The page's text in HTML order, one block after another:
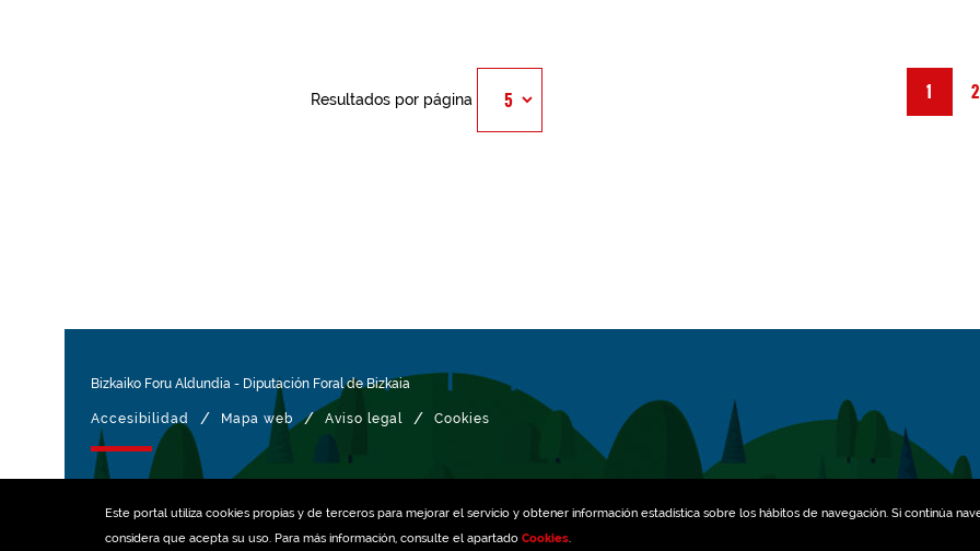
Este portal utiliza cookies propias y de terceros para mejorar el servicio y obtener información estadística sobre los hábitos de navegación. Si continúa
considera que acepta su uso. Para más información, consulte el apartado Cookies.
1 2
Resultados por página
Bizkaiko Foru Aldundia - Diputación Foral de Bizkaia
Accesibilidad / Mapa web / Aviso legal / Cookies